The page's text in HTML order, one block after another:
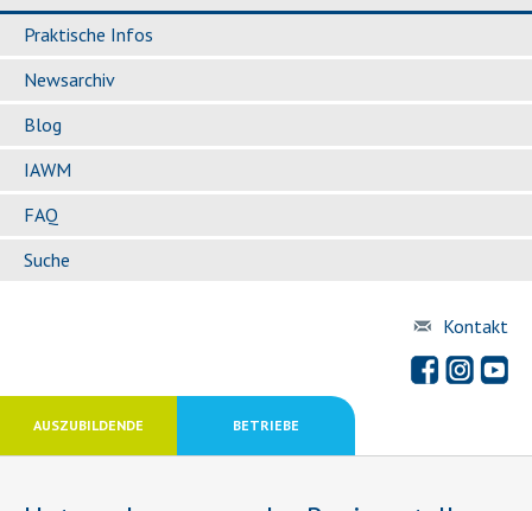
Praktische Infos
Newsarchiv
Blog
IAWM
FAQ
Suche
Kontakt
AUSZUBILDENDE BETRIEBE